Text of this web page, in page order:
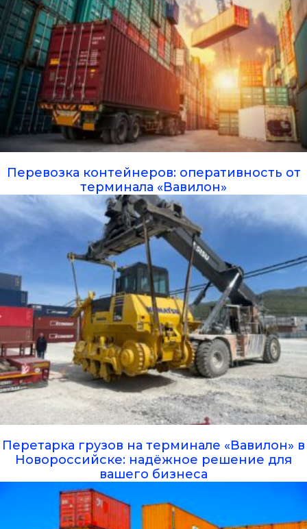
Перевозка контейнеров: оперативность от
терминала «Вавилон»
Перетарка грузов на терминале «Вавилон» в
Новороссийске: надёжное решение для
вашего бизнеса